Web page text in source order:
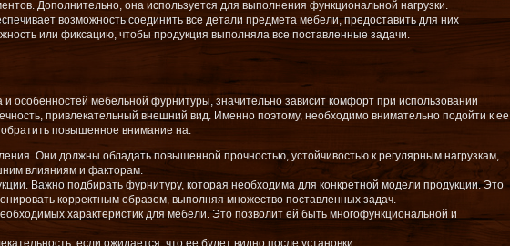
Дополнительно, она используется для выполнения функциональной нагрузки.
возможность соединить все детали предмета мебели, предоставить для них
или фиксацию, чтобы продукция выполняла все поставленные задачи.
и особенностей мебельной фурнитуры, значительно зависит комфорт при использовании
привлекательный внешний вид. Именно поэтому, необходимо внимательно подойти к ее
повышенное внимание на:
Они должны обладать повышенной прочностью, устойчивостью к регулярным нагрузкам,
влияниям и факторам.
Важно подбирать фурнитуру, которая необходима для конкретной модели продукции. Это
корректным образом, выполняя множество поставленных задач.
характеристик для мебели. Это позволит ей быть многофункциональной и
если ожидается, что ее будет видно после установки.